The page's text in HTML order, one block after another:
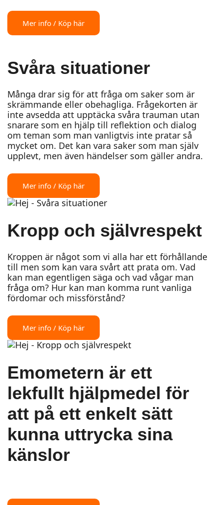
Mer info / Köp här
Svåra situationer
Många drar sig för att fråga om saker som är
skrämmande eller obehagliga. Frågekorten är
inte avsedda att upptäcka svåra trauman utan
snarare som en hjälp till reflektion och dialog
om teman som man vanligtvis inte pratar så
mycket om. Det kan vara saker som man själv
upplevt, men även händelser som gäller andra.
Mer info / Köp här
Kropp och självrespekt
Kroppen är något som vi alla har ett förhållande
till men som kan vara svårt att prata om. Vad
kan man egentligen säga och vad vågar man
fråga om? Hur kan man komma runt vanliga
fördomar och missförstånd?
Mer info / Köp här
Emometern är ett
lekfullt hjälpmedel för
att på ett enkelt sätt
kunna uttrycka sina
känslor